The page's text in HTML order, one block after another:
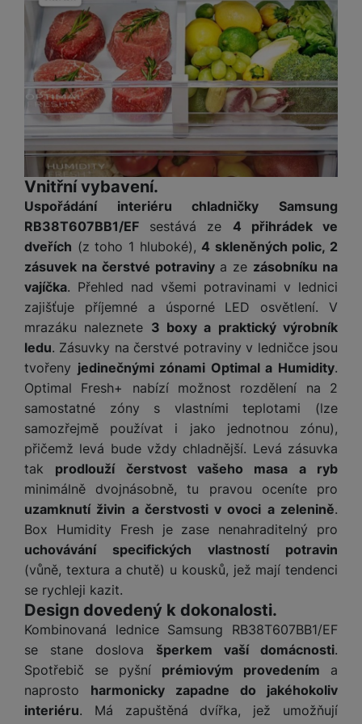
Tyto cookies nám umožňují měření výkonu našeho webu i
našich reklamních kampaní. Jejich pomocí určujeme počet
návštěv a zdroje návštěv našich internetových stránek. Data
získaná pomocí těchto cookies zpracováváme souhrnně a
anonymně, takže nejsme schopni identifikovat konkrétní
uživatele našeho webu.
Marketingové
Marketingové-
abychom vás neobtěžovali nevhodnou
reklamou.
Povoleno
Marketingové cookies používáme my nebo naši partneři,
abychom vám mohli zobrazit vhodné obsahy nebo reklamy jak
na našich stránkách, tak na stránkách třetích stran.
Vnitřní vybavení.
Uspořádání interiéru chladničky Samsung
RB38T607BB1/EF sestává ze 4 přihrádek ve
dveřích (z toho 1 hluboké),4 skleněných polic, 2
zásuvek na čerstvé potravinya ze zásobníku na
vajíčka. Přehled nad všemi potravinami v lednici
zajišťuje příjemné a úsporné LED osvětlení. V
mrazáku naleznete 3 boxy a praktický výrobník
ledu. Zásuvky na čerstvé potraviny v ledničce jsou
tvořeny jedinečnými zónami Optimal a Humidity.
Optimal Fresh+ nabízí možnost rozdělení na 2
samostatné zóny s vlastními teplotami (lze
samozřejmě používat i jako jednotnou zónu),
přičemž levá bude vždy chladnější. Levá zásuvka
tak prodlouží čerstvost vašeho masa a ryb
minimálně dvojnásobně, tu pravou oceníte pro
uzamknutí živin a čerstvosti v ovoci a zelenině.
Box Humidity Fresh je zase nenahraditelný pro
uchovávání specifických vlastností potravin
(vůně, textura a chutě) u kousků, jež mají tendenci
se rychleji kazit.
Design dovedený k dokonalosti.
Kombinovaná lednice Samsung RB38T607BB1/EF
se stane doslova šperkem vaší domácnosti.
Spotřebič se pyšní prémiovým provedením a
naprosto harmonicky zapadne do jakéhokoliv
interiéru. Má zapuštěná dvířka, jež umožňují